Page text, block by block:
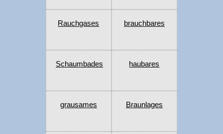
Rauchgases brauchbares
Schaumbades haubares
grausames Braunlages